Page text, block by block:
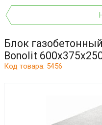
Блок
Bonolit
Код товара: 5456